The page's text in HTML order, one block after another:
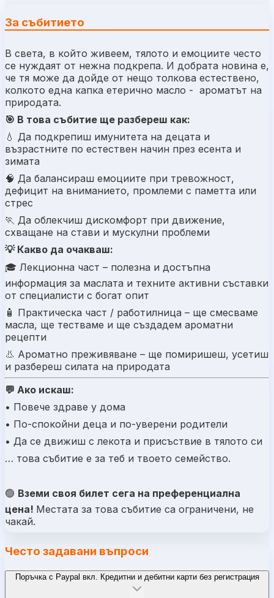
За събитието
В света, в който живеем, тялото и емоциите често
се нуждаят от нежна подкрепа. И добрата новина е,
че тя може да дойде от нещо толкова естествено,
колкото една капка етерично масло - ароматът на
природата.
🎯 В това събитие ще разбереш как:
💧 Да подкрепиш имунитета на децата и
възрастните по естествен начин през есента и
зимата
🧠 Да балансираш емоциите при тревожност,
дефицит на вниманието, промлеми с паметта или
стрес
🏃 Да облекчиш дискомфорт при движение,
схващане на стави и мускулни проблеми
💡 Какво да очакваш:
🎓 Лекционна част – полезна и достъпна
информация за маслата и техните активни съставки
от специалисти с богат опит
🧴 Практическа част / работилница – ще смесваме
масла, ще тестваме и ще създадем ароматни
рецепти
👃 Ароматно преживяване – ще помиришеш, усетиш
и разбереш силата на природата
💬 Ако искаш:
• Повече здраве у дома
• По-спокойни деца и по-уверени родители
• Да се движиш с лекота и присъствие в тялото си
… това събитие е за теб и твоето семейство.
🟢 Вземи своя билет сега на преференциална
цена! Местата за това събитие са ограничени, не
чакай.
Често задавани въпроси
Поръчка с Paypal вкл. Кредитни и дебитни карти без регистрация